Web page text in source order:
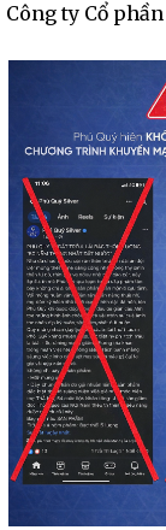
Công ty Cổ